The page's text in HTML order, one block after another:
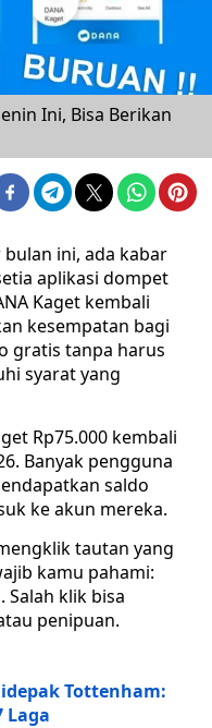
Ini, Bisa Berikan
ini, ada kabar
aplikasi dompet
Kaget kembali
kesempatan bagi
gratis tanpa harus
syarat yang
Rp75.000 kembali
Banyak pengguna
saldo
ke akun mereka.
tautan yang
kamu pahami:
klik bisa
penipuan.
Tottenham:
Laga